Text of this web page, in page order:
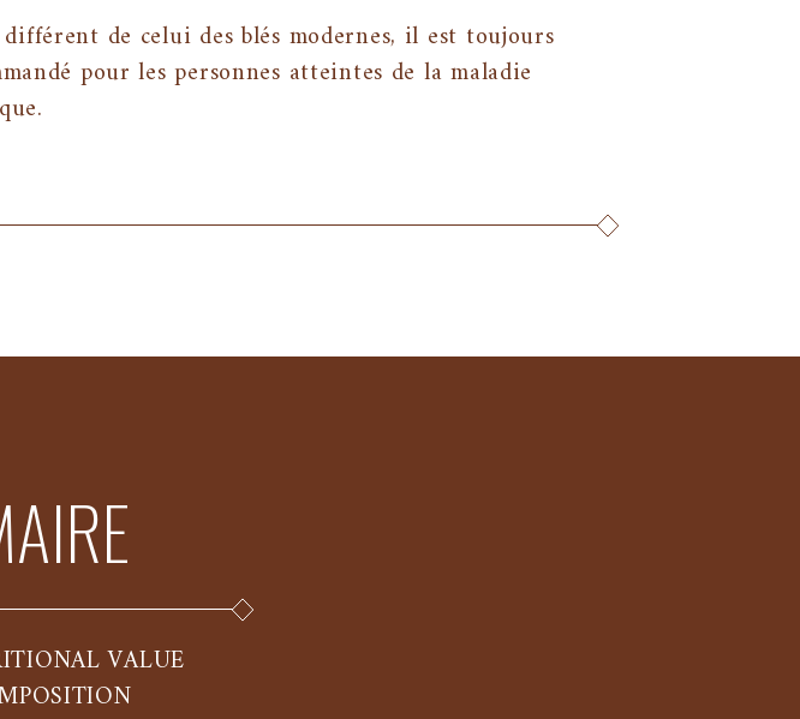
de celui des blés modernes, il est toujours
pour les personnes atteintes de la maladie
VALUE